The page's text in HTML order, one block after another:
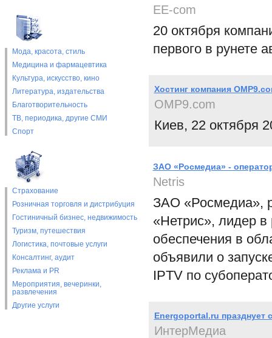
Мода, красота, стиль
Медицина и фармацевтика
Культура, искусство, кино
Литература, издательства
Благотворительность
ТВ, периодика, другие СМИ
Спорт
Страхование
Розничная торговля и дистрибуция
Гостиничный бизнес, недвижимость
Туризм, путешествия
Логистика, почтовые услуги
Консалтинг, аудит
Реклама и PR
Мероприятия, вечеринки,
развлечения
Другие услуги
EE-com
20 октября
первого в рунете
Хостинг компания
OMP9.com
Киев, 22 октября
ЗАО «Росмедиа» -
Netris
ЗАО «Росмедиа»,
«Нетрис», лидер в
обеспечения в
объявили о
IPTV по
Energoportal.ru празднует
ИнтерМедиа